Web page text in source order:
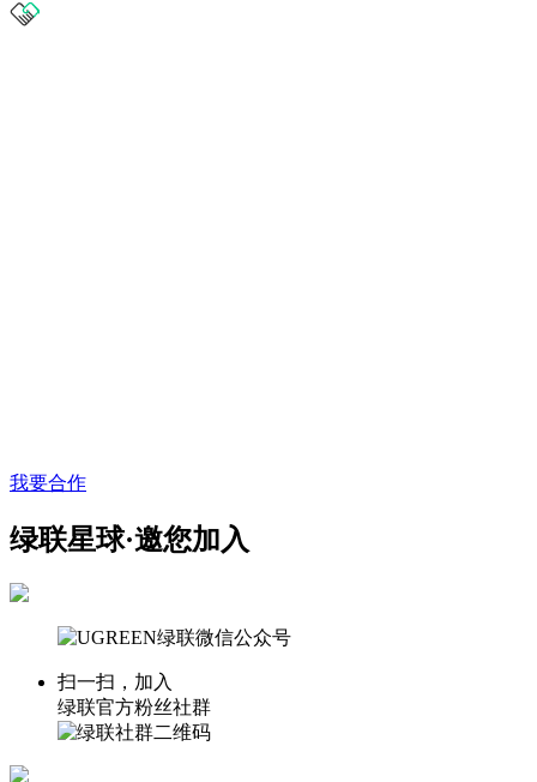
我要合作
绿联星球·邀您加入
扫一扫，加入
绿联官方粉丝社群